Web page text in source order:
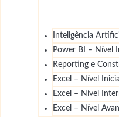
Inteligência
Power BI – Nível
Reporting e
Excel – Nível Inicial
Excel – Nível
Excel – Nível